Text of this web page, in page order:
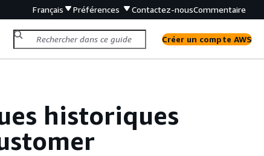
Français Préférences Contactez-nousCommentaire
Créer un compte AWS
historiques